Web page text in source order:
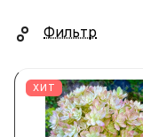
Фильтр
ХИТ